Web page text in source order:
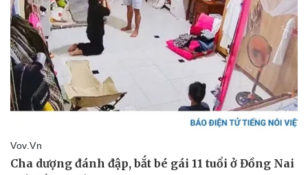
Doanh nghiệp
Thông tin doanh nghiệp
Doanh nghiệp 24h
Doanh nhân
Công nghệ
Sành điệu
Tin Công nghệ
Trải nghiệm
Chuyển đổi số